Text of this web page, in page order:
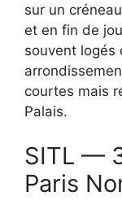
sur un
et en fin de
souvent logés
courtes mais
Palais.
SITL —
Paris